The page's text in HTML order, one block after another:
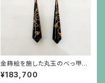
金蒔絵を施した丸玉のべっ甲下
に植物模様を描いた円錐形のべ
っ甲が揺れるイヤリング
¥183,700